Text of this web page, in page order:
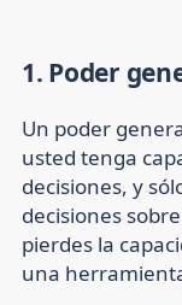
1. Poder
Un poder
usted tenga
decisiones, y
decisiones
pierdes la
una